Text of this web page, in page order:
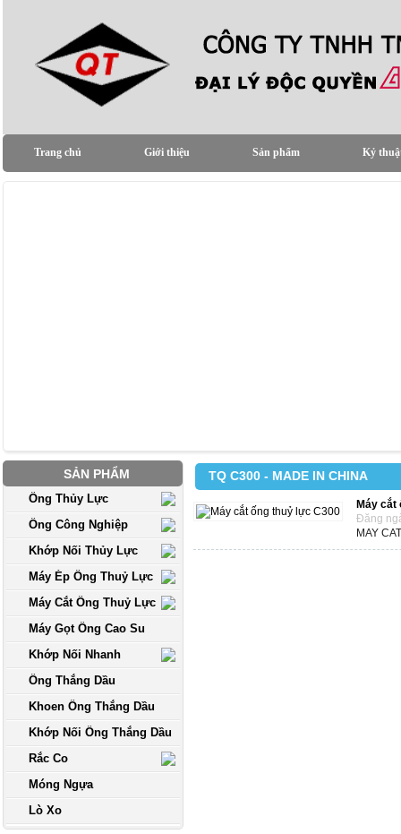
Trang chủ Giới thiệu Sản phẩm Kỷ
SẢN PHẨM
Ống Thủy Lực
Ống Công Nghiệp
Khớp Nối Thủy Lực
Máy Ép Ống Thuỷ Lực
Máy Cắt Ống Thuỷ Lực
Máy Gọt Ống Cao Su
Khớp Nối Nhanh
Ống Thắng Dầu
Khoen Ống Thắng Dầu
Khớp Nối Ống Thắng Dầu
Rắc Co
Móng Ngựa
Lò Xo
TQ C300 - MADE IN CHINA
Máy cắt
Đăng
MAY